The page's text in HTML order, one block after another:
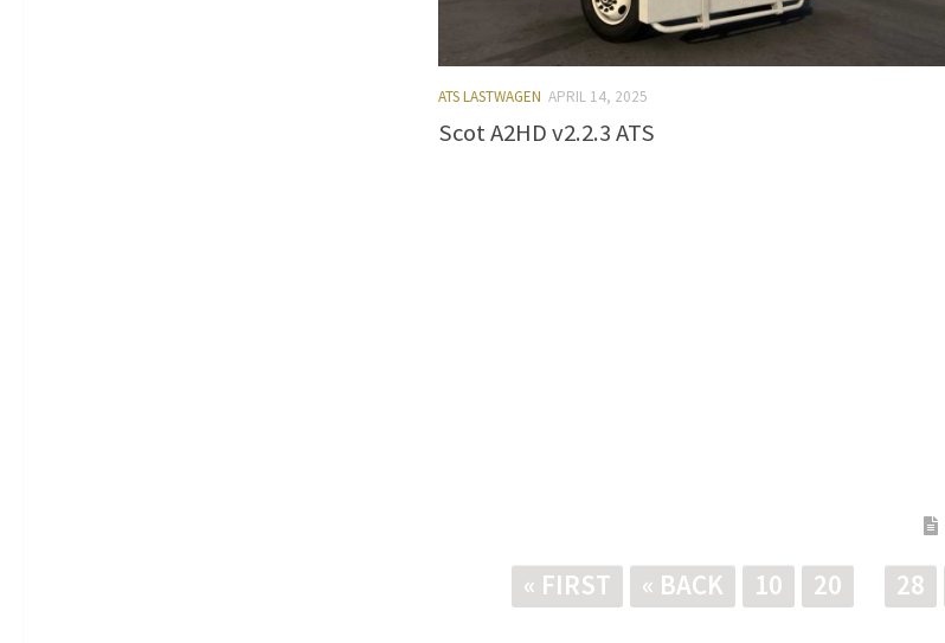
ATS LASTWAGEN APRIL 14, 2025
Scot A2HD v2.2.3 ATS
« FIRST « BACK 10 20 28